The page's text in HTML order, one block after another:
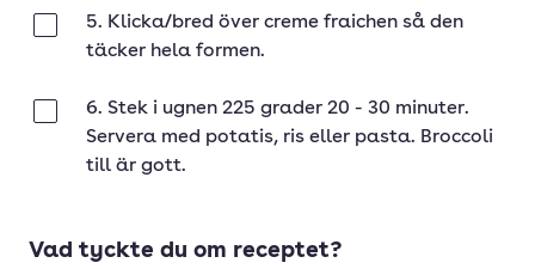
5. Klicka/bred över creme fraichen så den
täcker hela formen.
6. Stek i ugnen 225 grader 20 - 30 minuter.
Servera med potatis, ris eller pasta. Broccoli
till är gott.
Vad tyckte du om receptet?